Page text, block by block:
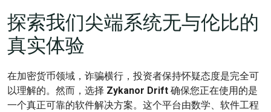
探索我们尖端系统无与伦比的
真实体验
在加密货币领域，诈骗横行，投资者保持怀疑态度是完全可
以理解的。然而，选择 Zykanor Drift 确保您正在使用的是
一个真正可靠的软件解决方案。这个平台由数学、软件工程